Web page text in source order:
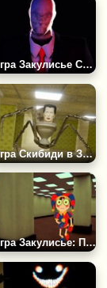
Игра Закулисье Слендер Хоррор
Игра Скибиди в Закулисье
Игра Закулисье: Помни. Цифровой Цирк!